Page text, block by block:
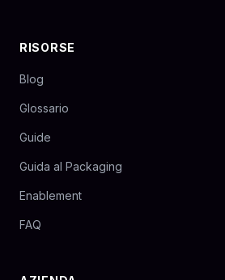
RISORSE
Blog
Glossario
Guide
Guida al Packaging
Enablement
FAQ